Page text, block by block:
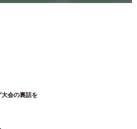
会の裏話を